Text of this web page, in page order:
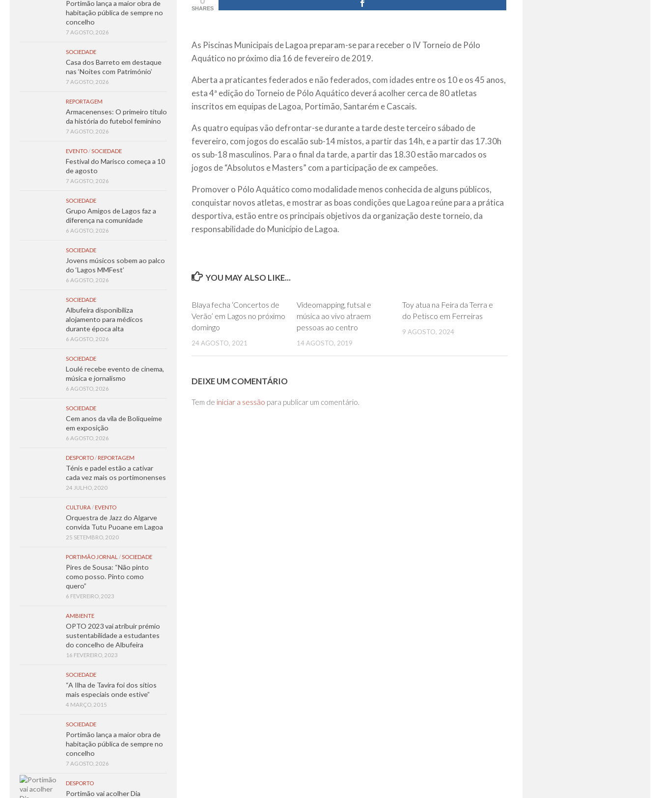
SHARES
As Piscinas Municipais de Lagoa preparam-se para receber o IV Torneio de Pólo
Aquático no próximo dia 16 de fevereiro de 2019.
Aberta a praticantes federados e não federados, com idades entre os 10 e os 45 anos,
esta 4ª edição do Torneio de Pólo Aquático deverá acolher cerca de 80 atletas
inscritos em equipas de Lagoa, Portimão, Santarém e Cascais.
As quatro equipas vão defrontar-se durante a tarde deste terceiro sábado de
fevereiro, com jogos do escalão sub-14 mistos, a partir das 14h, e a partir das 17.30h
os sub-18 masculinos. Para o final da tarde, a partir das 18.30 estão marcados os
jogos de “Absolutos e Masters” com a participação de ex campeões.
Promover o Pólo Aquático como modalidade menos conhecida de alguns públicos,
conquistar novos atletas, e mostrar as boas condições que Lagoa reúne para a prática
desportiva, estão entre os principais objetivos da organização deste torneio, da
responsabilidade do Município de Lagoa.
YOU MAY ALSO LIKE...
Blaya fecha ‘Concertos de
Verão’ em Lagos no próximo
domingo
24 AGOSTO, 2021
Videomapping, futsal e
música ao vivo atraem
pessoas ao centro
14 AGOSTO, 2019
Toy atua na Feira da Terra e
do Petisco em Ferreiras
9 AGOSTO, 2024
DEIXE UM COMENTÁRIO
Tem de iniciar a sessão para publicar um comentário.
Portimão lança a maior obra de
habitação pública de sempre no
concelho
7 AGOSTO, 2026
SOCIEDADE
Casa dos Barreto em destaque
nas ‘Noites com Património’
7 AGOSTO, 2026
REPORTAGEM
Armacenenses: O primeiro título
da história do futebol feminino
7 AGOSTO, 2026
EVENTO/SOCIEDADE
Festival do Marisco começa a 10
de agosto
7 AGOSTO, 2026
SOCIEDADE
Grupo Amigos de Lagos faz a
diferença na comunidade
6 AGOSTO, 2026
SOCIEDADE
Jovens músicos sobem ao palco
do ‘Lagos MMFest’
6 AGOSTO, 2026
SOCIEDADE
Albufeira disponibiliza
alojamento para médicos
durante época alta
6 AGOSTO, 2026
SOCIEDADE
Loulé recebe evento de cinema,
música e jornalismo
6 AGOSTO, 2026
SOCIEDADE
Cem anos da vila de Boliqueime
em exposição
6 AGOSTO, 2026
DESPORTO/ REPORTAGEM
Ténis e padel estão a cativar
cada vez mais os portimonenses
24 JULHO, 2020
CULTURA/ EVENTO
Orquestra de Jazz do Algarve
convida Tutu Puoane em Lagoa
25 SETEMBRO, 2020
PORTIMÃO JORNAL /SOCIEDADE
Pires de Sousa: “Não pinto
como posso. Pinto como
quero”
6 FEVEREIRO, 2023
AMBIENTE
OPTO 2023 vai atribuir prémio
sustentabilidade a estudantes
do concelho de Albufeira
16 FEVEREIRO, 2023
SOCIEDADE
“A Ilha de Tavira foi dos sítios
mais especiais onde estive”
4 MARÇO, 2015
SOCIEDADE
Portimão lança a maior obra de
habitação pública de sempre no
concelho
7 AGOSTO, 2026
DESPORTO
Portimão vai acolher Dia